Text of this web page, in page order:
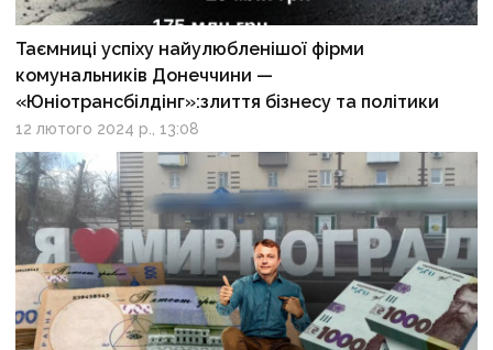
Таємниці успіху найулюбленішої фірми
комунальників Донеччини —
«Юніотрансбілдінг»:злиття бізнесу та політики
12 лютого 2024 р., 13:08